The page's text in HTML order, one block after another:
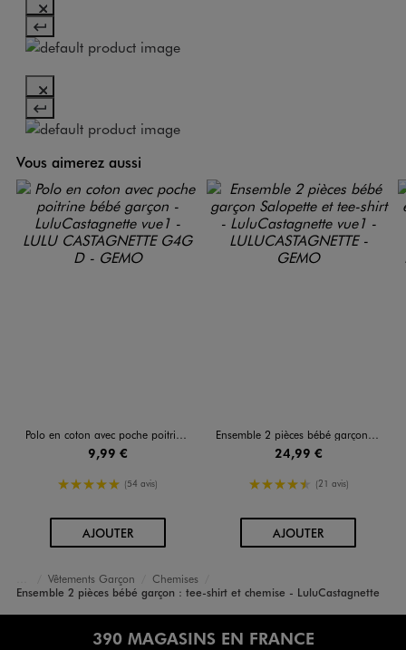
Vous aimerez aussi
Polo en coton avec poche poitrine bébé garçon - LuluCastagnette
9,99 €
5/5 de moyenne
(54 avis)
AJOUTERAU PANIER
Ensemble 2 pièces bébé garçon Salopette et tee-shirt - LuluCastagnette
24,99 €
4.5/5 de moyenne
(21 avis)
AJOUTERAU PANIER
Accueil
Bébé
Vêtements Garçon
Chemises
Ensemble 2 pièces bébé garçon : tee-shirt et chemise - LuluCastagnette
390 MAGASINS EN FRANCE